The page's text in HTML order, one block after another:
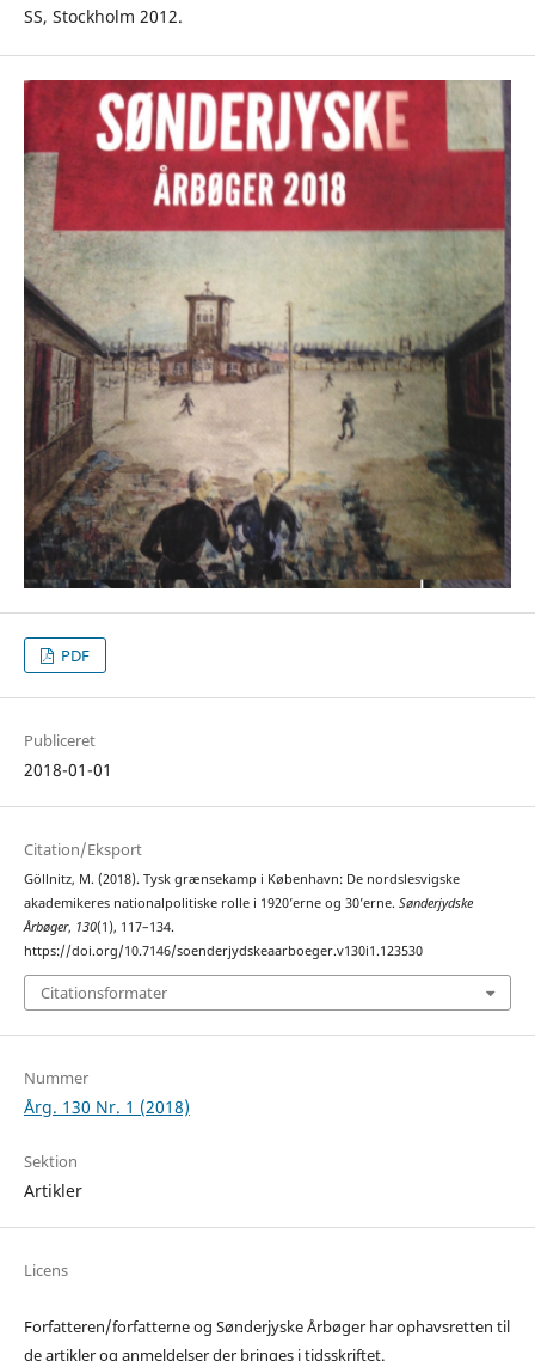
SS, Stockholm 2012.
PDF
Publiceret
2018-01-01
Citation/Eksport
Göllnitz, M. (2018). Tysk grænsekamp i København: De nordslesvigske
akademikeres nationalpolitiske rolle i 1920’erne og 30’erne. Sønderjydske
Årbøger, 130(1), 117–134.
https://doi.org/10.7146/soenderjydskeaarboeger.v130i1.123530
Citationsformater
Nummer
Årg. 130 Nr. 1 (2018)
Sektion
Artikler
Licens
Forfatteren/forfatterne og Sønderjyske Årbøger har ophavsretten til
de artikler og anmeldelser der bringes i tidsskriftet.